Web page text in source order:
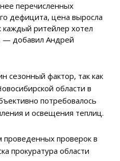
перечисленных
дефицита, цена выросла
каждый ритейлер хотел
— добавил Андрей
сезонный фактор, так как
области в
потребовалось
и освещения теплиц.
проведенных проверок в
прокуратура области